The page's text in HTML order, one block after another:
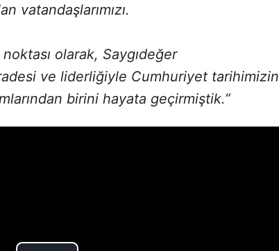
vatandaşlarımızı.
olarak, Saygıdeğer
ve liderliğiyle Cumhuriyet tarihimizin
birini hayata geçirmiştik.”